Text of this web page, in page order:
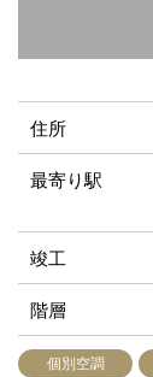
住所
最寄り駅
竣工
階層
個別空調